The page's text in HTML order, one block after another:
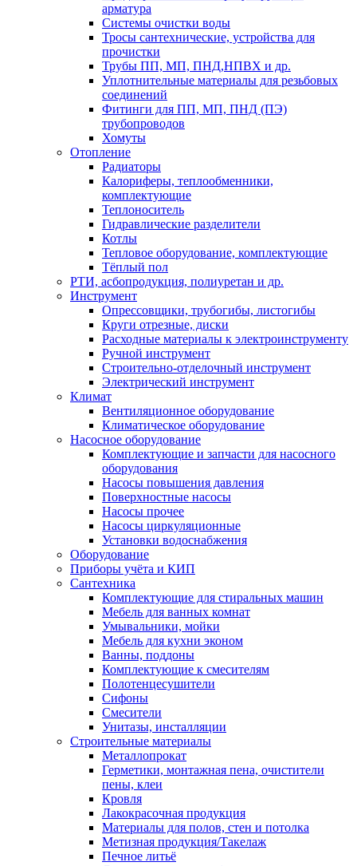
арматура
Системы очистки воды
Тросы сантехнические, устройства для
прочистки
Трубы ПП, МП, ПНД,НПВХ и др.
Уплотнительные материалы для резьбовых
соединений
Фитинги для ПП, МП, ПНД (ПЭ)
трубопроводов
Хомуты
Отопление
Радиаторы
Калориферы, теплообменники,
комплектующие
Теплоноситель
Гидравлические разделители
Котлы
Тепловое оборудование, комплектующие
Тёплый пол
РТИ, асбопродукция, полиуретан и др.
Инструмент
Опрессовщики, трубогибы, листогибы
Круги отрезные, диски
Расходные материалы к электроинструменту
Ручной инструмент
Строительно-отделочный инструмент
Электрический инструмент
Климат
Вентиляционное оборудование
Климатическое оборудование
Насосное оборудование
Комплектующие и запчасти для насосного
оборудования
Насосы повышения давления
Поверхностные насосы
Насосы прочее
Насосы циркуляционные
Установки водоснабжения
Оборудование
Приборы учёта и КИП
Сантехника
Комплектующие для стиральных машин
Мебель для ванных комнат
Умывальники, мойки
Мебель для кухни эконом
Ванны, поддоны
Комплектующие к смесителям
Полотенцесушители
Сифоны
Смесители
Унитазы, инсталляции
Строительные материалы
Металлопрокат
Герметики, монтажная пена, очистители
пены, клеи
Кровля
Лакокрасочная продукция
Материалы для полов, стен и потолка
Метизная продукция/Такелаж
Печное литьё